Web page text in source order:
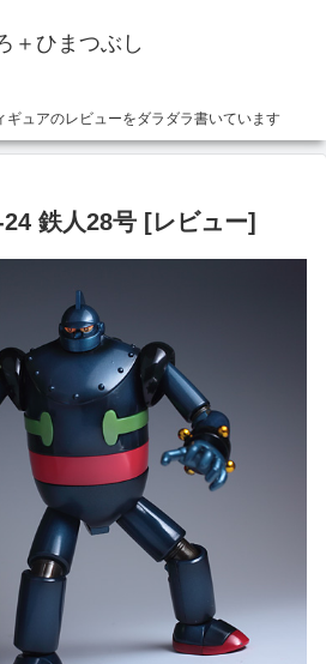
＋ひまつぶし
ギュアのレビューをダラダラ書いています
鉄人28号 [レビュー]